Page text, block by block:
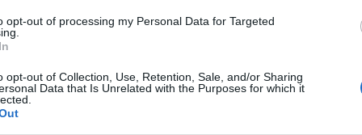
opt-out of processing my Personal Data for Targeted
opt-out of Collection, Use, Retention, Sale, and/or Sharing
Data that Is Unrelated with the Purposes for which it